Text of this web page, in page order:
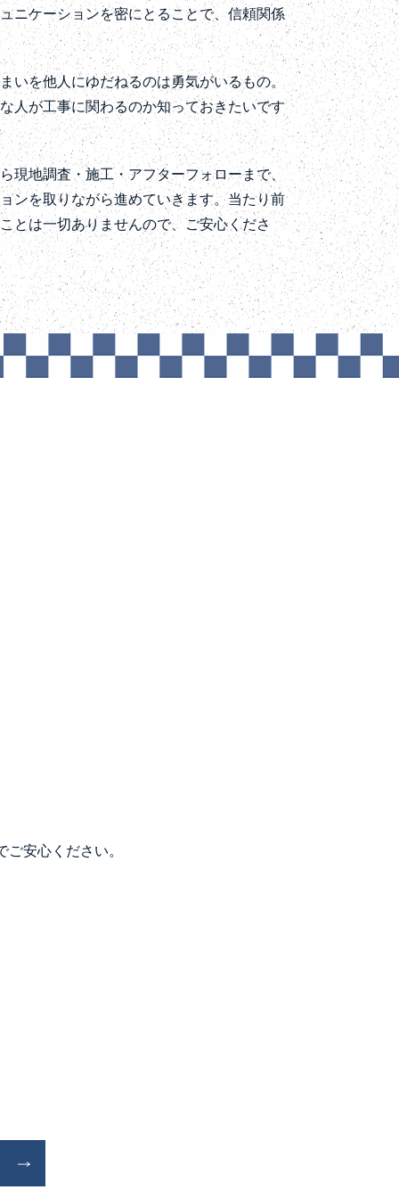
ニケーションを密にとることで、信頼関係
いを他人にゆだねるのは勇気がいるもの。
人が工事に関わるのか知っておきたいです
現地調査・施工・アフターフォローまで、
ンを取りながら進めていきます。当たり前
とは一切ありませんので、ご安心くださ
安心ください。